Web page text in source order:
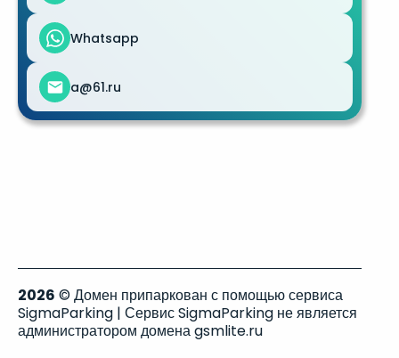
Whatsapp
a@61.ru
2026 © Домен припаркован с помощью сервиса
SigmaParking | Сервис SigmaParking не является
администратором домена gsmlite.ru